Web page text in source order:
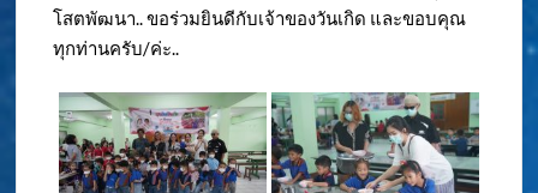
โสตพัฒนา.. ขอร่วมยินดีกับเจ้าของวันเกิด และขอบคุณ
ทุกท่านครับ/ค่ะ..